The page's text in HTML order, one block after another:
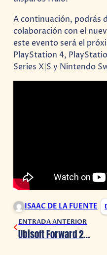
A continuación, podrás
colaboración con el
este evento será el
PlayStation 4,
Series X|S y Nintendo
ISAAC DE LA FUENTE
ENTRADA ANTERIOR
Ubisoft Forward 2023: Se anuncia la serie Captain Laserhawk: A Blood Dragon Remix